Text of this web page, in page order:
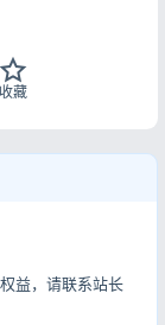
收藏
益，请联系站长